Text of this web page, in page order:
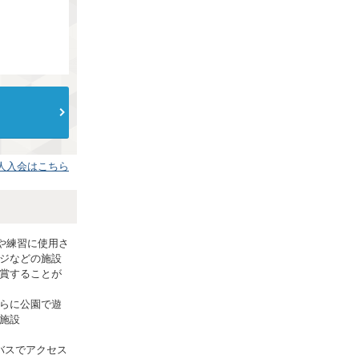
入会はこちら
練習に使用さ
などの施設
することが
に公園で遊
設
スでアクセス